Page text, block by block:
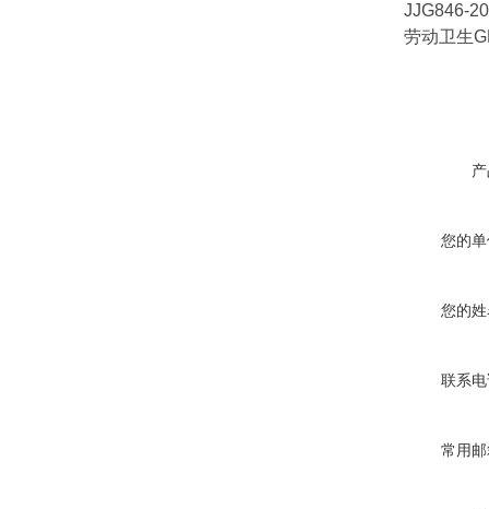
JJG846-
劳动卫生
您的
您的
联系
常用